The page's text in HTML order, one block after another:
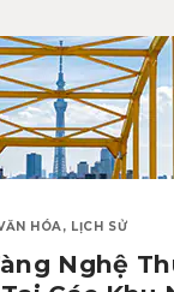
HÓA, LỊCH SỬ
Nghệ